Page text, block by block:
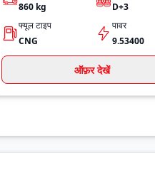
860 kg
D+3
फ्यूल टाइप
CNG
पावर
9.53400
ऑफ़र देखें